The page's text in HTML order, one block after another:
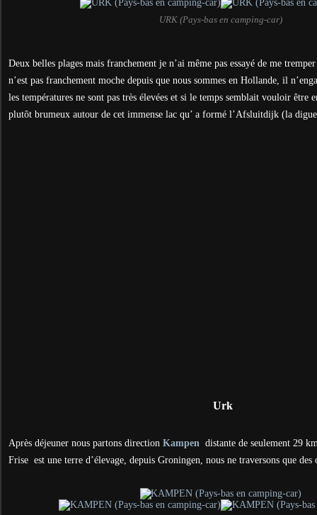
URK (Pays-bas en camping-car)
Deux belles plages mais franchement je n’ai même pas essayé de me
n’est pas franchement moche depuis que nous sommes en Hollande, il
les températures ne sont pas très élevées et si le temps semblait vouloir être
plutôt brumeux autour de cet immense lac qu’ a formé l’Afsluitdijk (la
Urk
Après déjeuner nous partons direction Kampen distante de seulement 29
Frise est une terre d’élevage, depuis Groningen, nous ne traversons que des